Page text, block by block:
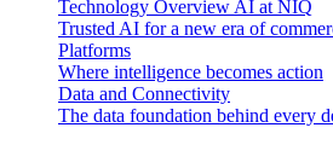
Technology Overview AI at NIQ
Trusted AI for a new era of
Platforms
Where intelligence becomes action
Data and Connectivity
The data foundation behind every